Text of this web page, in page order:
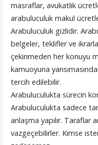
masraflar, avukatlık
arabuluculuk makul
Arabuluculuk gizlidir.
belgeler, teklifler ve
çekinmeden her konuyu
kamuoyuna
tercih edilebilir.
Arabuluculukta sürecin
Arabuluculukta sadece
anlaşma yapılır. Taraflar
vazgeçebilirler. Kimse